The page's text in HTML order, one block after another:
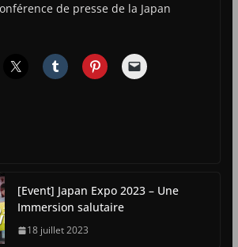
de presse de la Japan
[Event] Japan Expo 2023 – Une
Immersion salutaire
18 juillet 2023